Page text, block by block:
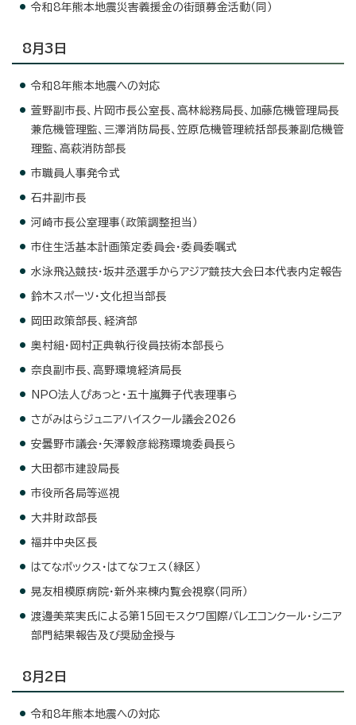
令和8年熊本地震災害義援金の街頭募金活動（同）
8月3日
令和8年熊本地震への対応
萱野副市長、片岡市長公室長、高林総務局長、加藤危機管理局長
兼危機管理監、三澤消防局長、笠原危機管理統括部長兼副危機管
理監、高萩消防部長
市職員人事発令式
石井副市長
河崎市長公室理事（政策調整担当）
市住生活基本計画策定委員会・委員委嘱式
水泳飛込競技・坂井丞選手からアジア競技大会日本代表内定報告
鈴木スポーツ・文化担当部長
岡田政策部長、経済部
奥村組・岡村正典執行役員技術本部長ら
奈良副市長、高野環境経済局長
NPO法人ぴあっと・五十嵐舞子代表理事ら
さがみはらジュニアハイスクール議会2026
安曇野市議会・矢澤毅彦総務環境委員長ら
大田都市建設局長
市役所各局等巡視
大井財政部長
福井中央区長
はてなボックス・はてなフェス（緑区）
晃友相模原病院・新外来棟内覧会視察（同所）
渡邊美菜実氏による第15回モスクワ国際バレエコンクール・シニア
部門結果報告及び奨励金授与
8月2日
令和8年熊本地震への対応